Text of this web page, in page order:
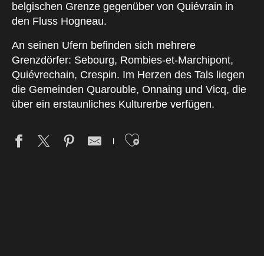
belgischen Grenze gegenüber von Quiévrain in
den Fluss Hogneau.
An seinen Ufern befinden sich mehrere
Grenzdörfer: Sebourg, Rombies-et-Marchipont,
Quiévrechain, Crespin. Im Herzen des Tals liegen
die Gemeinden Quarouble, Onnaing und Vicq, die
über ein erstaunliches Kulturerbe verfügen.
Ajouter aux